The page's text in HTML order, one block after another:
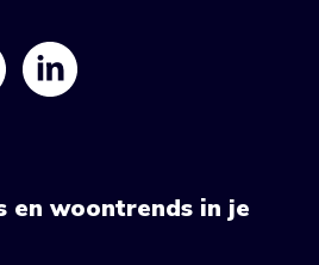
en woontrends in je